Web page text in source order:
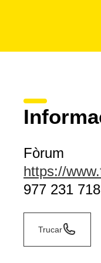
Fòrum
https://
977 231 718
Trucar